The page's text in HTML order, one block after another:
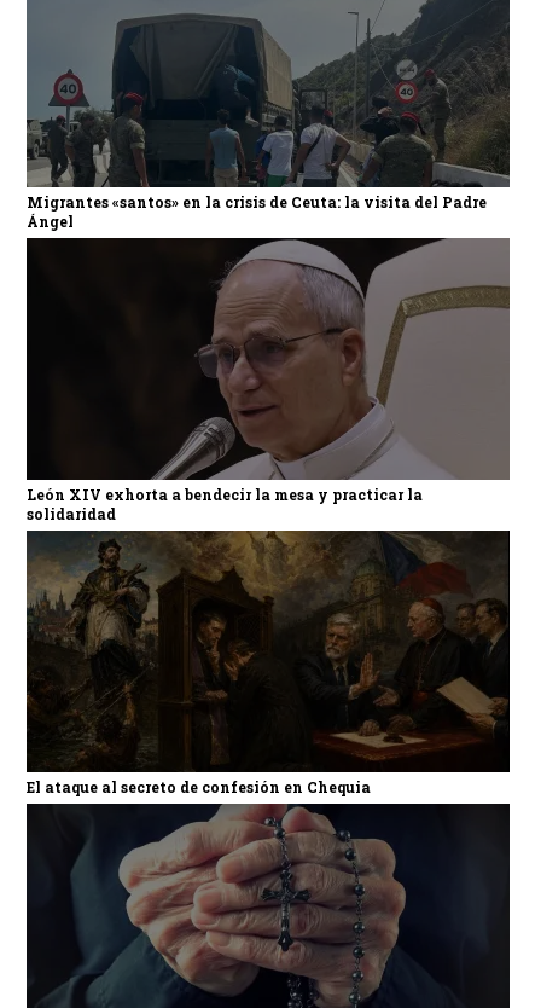
Migrantes «santos» en la crisis de Ceuta: la visita del Padre
Ángel
León XIV exhorta a bendecir la mesa y practicar la
solidaridad
El ataque al secreto de confesión en Chequia